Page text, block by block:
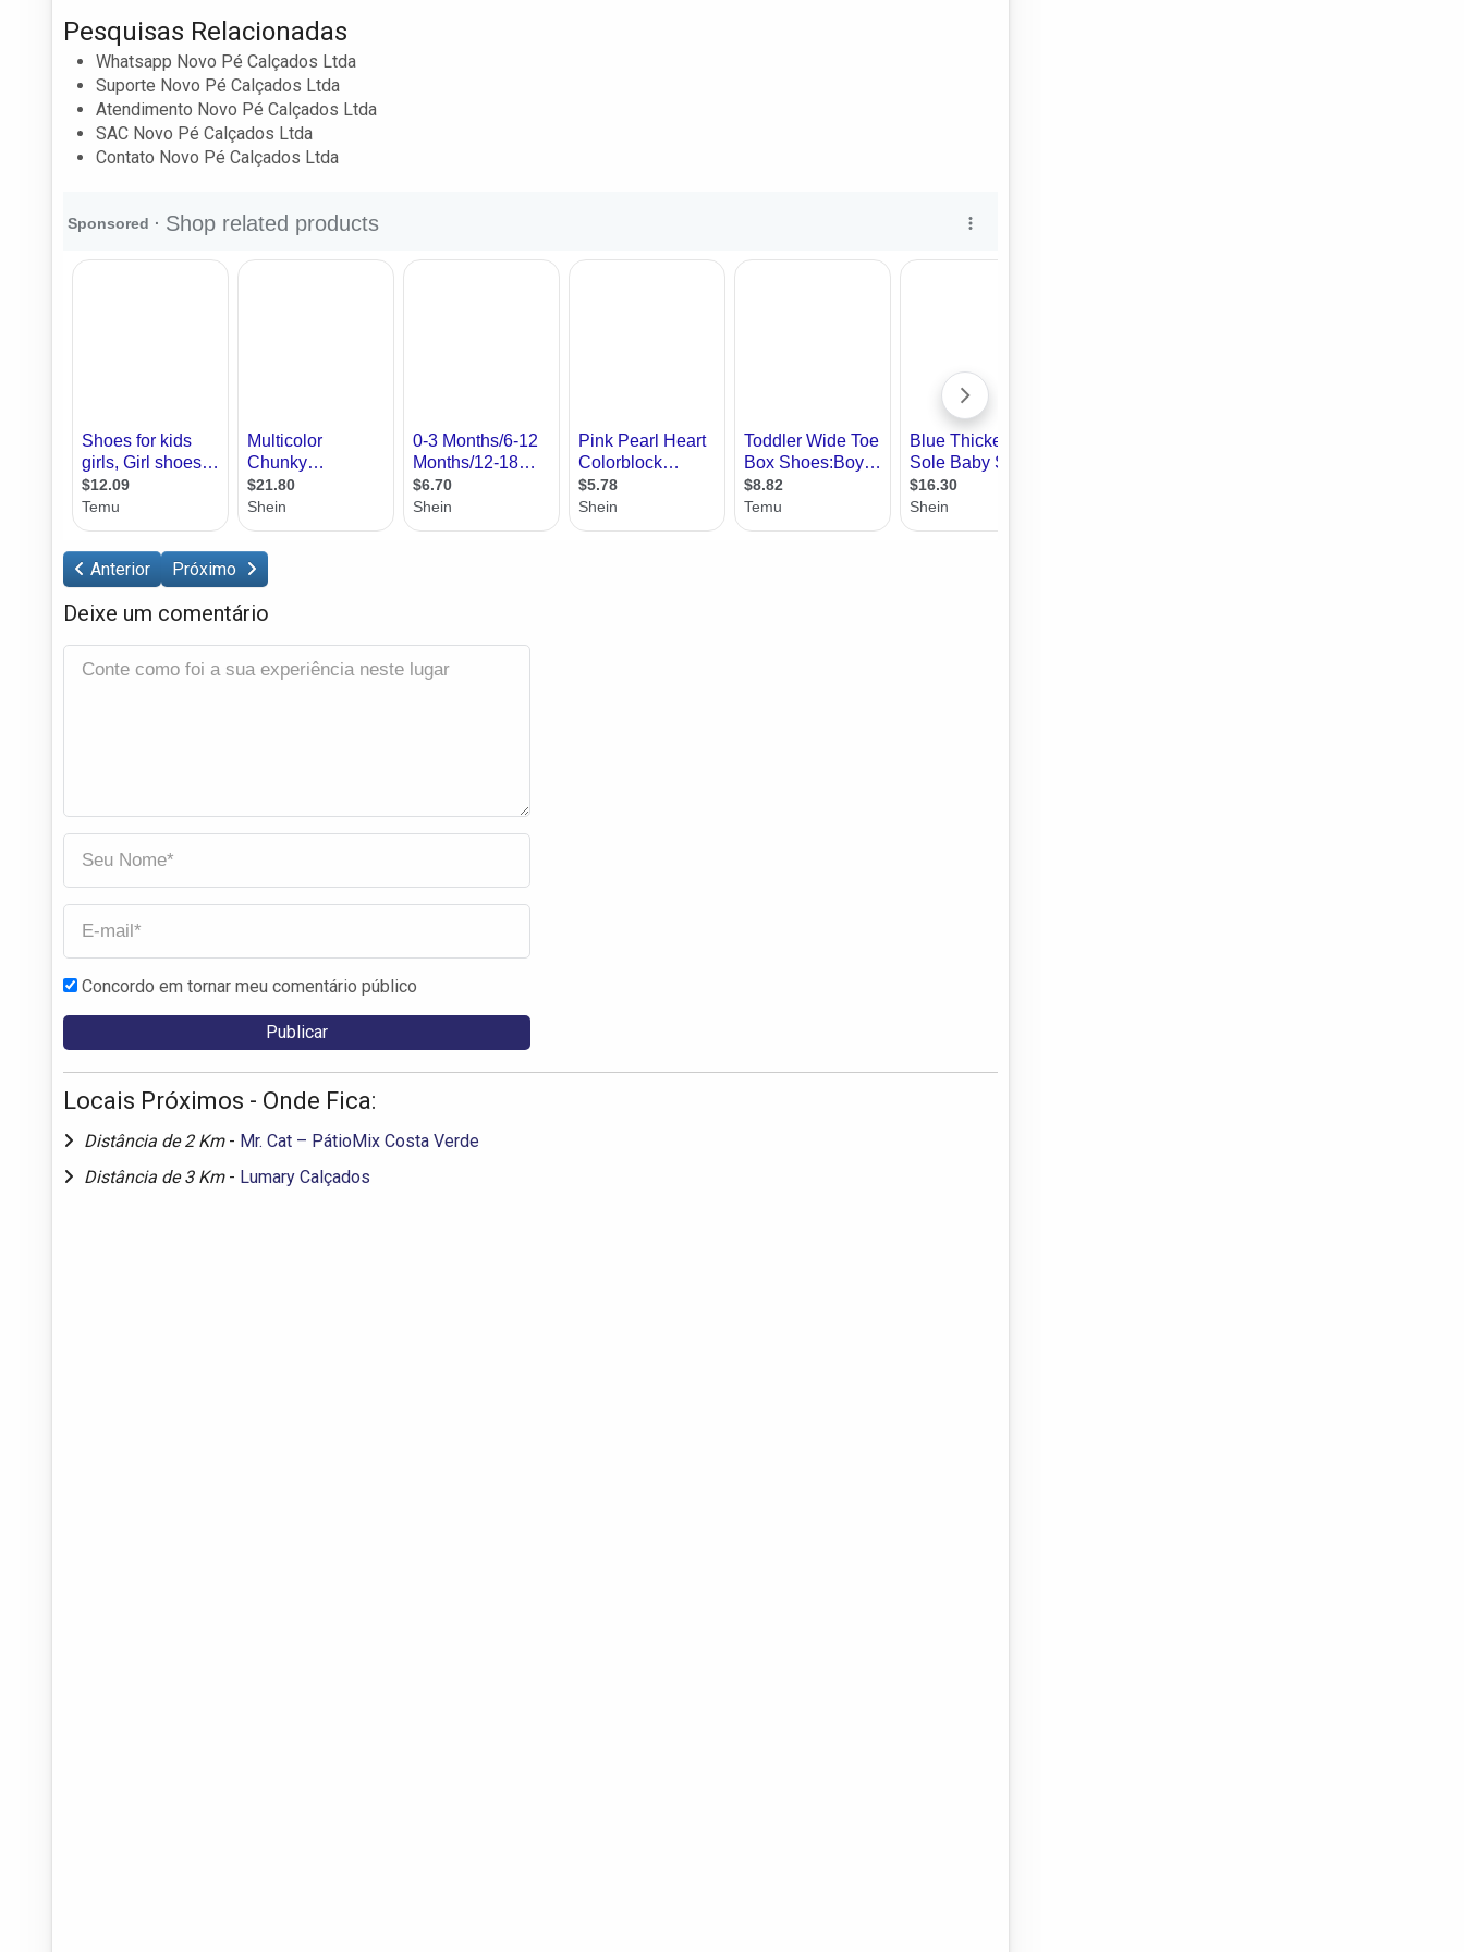
Pesquisas Relacionadas
Whatsapp Novo Pé Calçados Ltda
Suporte Novo Pé Calçados Ltda
Atendimento Novo Pé Calçados Ltda
SAC Novo Pé Calçados Ltda
Contato Novo Pé Calçados Ltda
Anterior Próximo
Deixe um comentário
Concordo em tornar meu comentário público
Locais Próximos - Onde Fica:
Distância de 2 Km - Mr. Cat – PátioMix Costa Verde
Distância de 3 Km - Lumary Calçados